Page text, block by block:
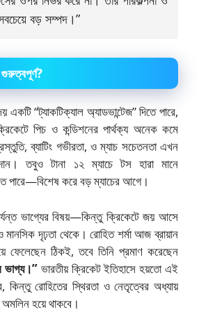
বড় সম্পদ।”
“ট্যাকটিক্যাল অ্যাডভান্টেজ” দিতে পারে,
পিচ ও কন্ডিশনের পার্থক্য অনেক কমে
ব্যাটিং গভীরতা, ও ম্যাচ সচেতনতা এখন
তবুও টানা ১২ ম্যাচে টস হারা মানে
পারে—বিশেষ করে বড় ম্যাচের আগে।
ভাগ্যের বিষয়—কিন্তু ক্রিকেটে জয় আসে
দৃঢ়তা থেকে। রোহিত শর্মা আজ ব্রায়ান
ফেলেছেন ঠিকই, তবে তিনি প্রমাণ করেছেন
ভারতীয় ক্রিকেট ইতিহাসে হয়তো এই
কিন্তু রোহিতের স্থিরতা ও নেতৃত্বের অধ্যায়
হয়ে থাকবে।